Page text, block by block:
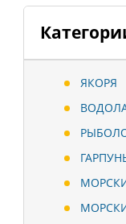
ЯКОРЯ